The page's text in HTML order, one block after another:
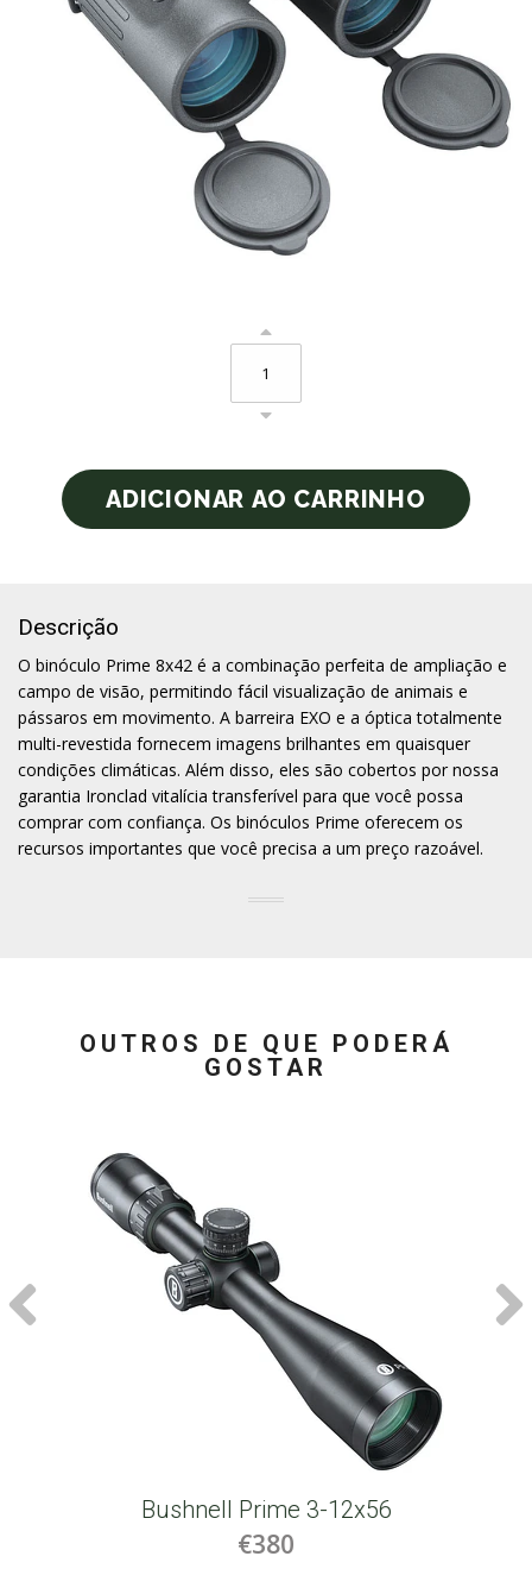
Descrição
O binóculo Prime 8x42 é a combinação perfeita de ampliação e
campo de visão, permitindo fácil visualização de animais e
pássaros em movimento. A barreira EXO e a óptica totalmente
multi-revestida fornecem imagens brilhantes em quaisquer
condições climáticas. Além disso, eles são cobertos por nossa
garantia Ironclad vitalícia transferível para que você possa
comprar com confiança. Os binóculos Prime oferecem os
recursos importantes que você precisa a um preço razoável.
OUTROS DE QUE PODERÁ
GOSTAR
Bushnell Prime 3-12x56
€380